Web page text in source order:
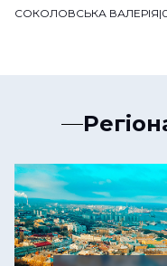
СОКОЛОВСЬКА ВАЛЕРІЯ|